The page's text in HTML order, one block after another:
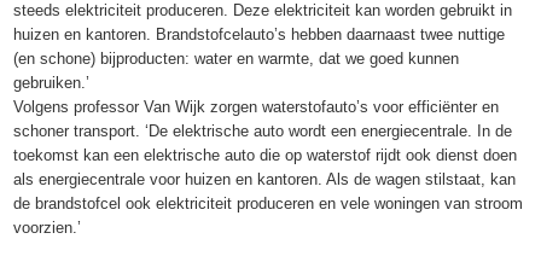
steeds elektriciteit produceren. Deze elektriciteit kan worden gebruikt in
huizen en kantoren. Brandstofcelauto’s hebben daarnaast twee nuttige
(en schone) bijproducten: water en warmte, dat we goed kunnen
gebruiken.’
Volgens professor Van Wijk zorgen waterstofauto’s voor efficiënter en
schoner transport. ‘De elektrische auto wordt een energiecentrale. In de
toekomst kan een elektrische auto die op waterstof rijdt ook dienst doen
als energiecentrale voor huizen en kantoren. Als de wagen stilstaat, kan
de brandstofcel ook elektriciteit produceren en vele woningen van stroom
voorzien.’